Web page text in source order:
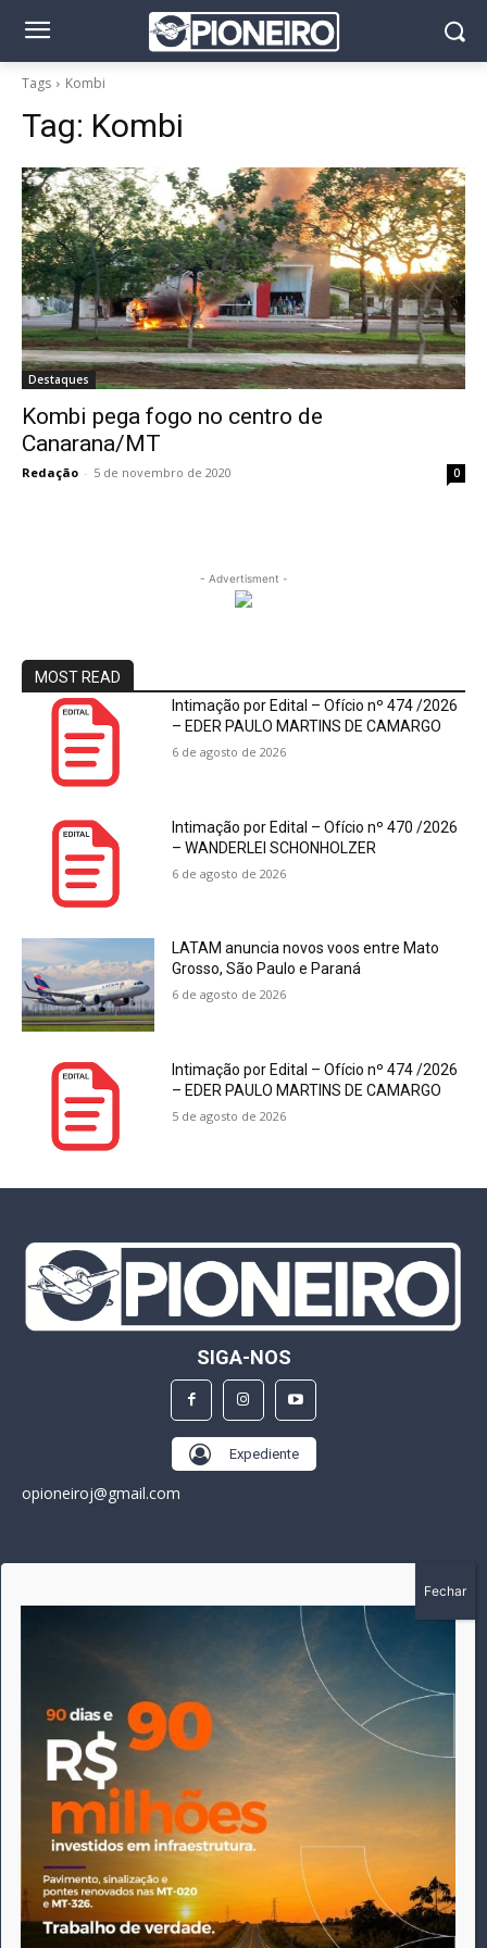
Tags Kombi
Tag: Kombi
Destaques
Kombi pega fogo no centro de
Canarana/MT
Redação - 5 de novembro de 2020 0
- Advertisment -
MOST READ
Intimação por Edital – Ofício nº 474 /2026
– EDER PAULO MARTINS DE CAMARGO
6 de agosto de 2026
Intimação por Edital – Ofício nº 470 /2026
– WANDERLEI SCHONHOLZER
6 de agosto de 2026
LATAM anuncia novos voos entre Mato
Grosso, São Paulo e Paraná
6 de agosto de 2026
Intimação por Edital – Ofício nº 474 /2026
– EDER PAULO MARTINS DE CAMARGO
5 de agosto de 2026
SIGA-NOS
Expediente
opioneiroj@gmail.com
A história do Pioneiro inicia em fevereiro de 2005 em
Canarana - MT, na época, como um jornal impresso semanal,
que chegou a possuir mil assinantes. Durante 15 anos, foram
publicadas 691 edições que narraram os acontecimentos
políticos, policiais e cotidianos de Canarana e região. Fiel a sua
origem, pautado sempre pela busca incessante da
imparcialidade, faz jus a sua logo, com o característico "avião
da praça" de Canarana, sendo o símbolo do
comprometimento deste veículo de comunicação com o
relato dos fatos neste município. Em 06 de dezembro de 2019
circulou a última edição impressa do jornal, que desde então
tem veiculação exclusivamente online.